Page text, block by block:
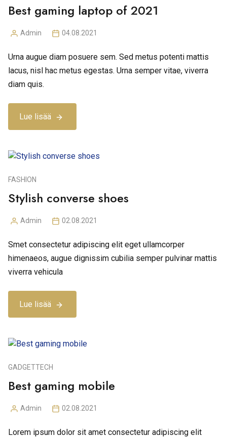
Best gaming laptop of 2021
Posted
Admin 04.08.2021
Urna augue diam posuere sem. Sed metus potenti mattis
lacus, nisl hac metus egestas. Urna semper vitae, viverra
diam quis.
Lue lisää
FASHION
Stylish converse shoes
Posted
Admin 02.08.2021
Smet consectetur adipiscing elit eget ullamcorper
himenaeos, augue dignissim cubilia semper pulvinar mattis
viverra vehicula
Lue lisää
GADGETTECH
Best gaming mobile
Posted
Admin 02.08.2021
Lorem ipsum dolor sit amet consectetur adipiscing elit